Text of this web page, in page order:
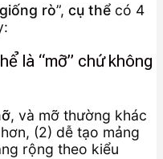
rò”, cụ thể có 4
là “mỡ” chứ không
, và mỡ thường khác
hơn, (2) dễ tạo mảng
rộng theo kiểu